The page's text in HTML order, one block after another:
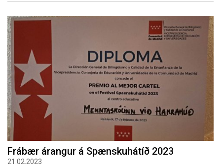
Frábær árangur á Spænskuhátíð 2023
21.02.2023